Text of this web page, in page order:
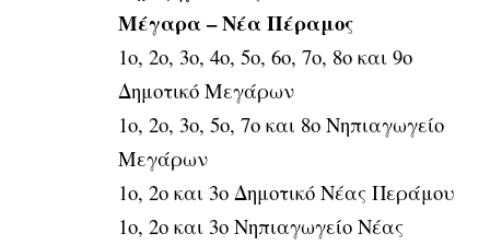
Μέγαρα – Νέα Πέραμος
1ο, 2ο, 3ο, 4ο, 5ο, 6ο, 7ο, 8ο και 9ο
Δημοτικό Μεγάρων
1ο, 2ο, 3ο, 5ο, 7ο και 8ο Νηπιαγωγείο
Μεγάρων
1ο, 2ο και 3ο Δημοτικό Νέας Περάμου
1ο, 2ο και 3ο Νηπιαγωγείο Νέας